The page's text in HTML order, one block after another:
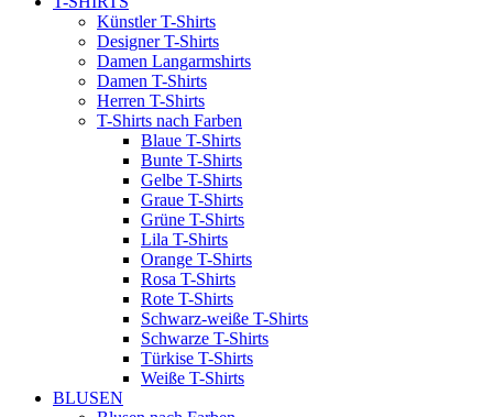
Künstler T-Shirts
Designer T-Shirts
Damen Langarmshirts
Damen T-Shirts
Herren T-Shirts
T-Shirts nach Farben
Blaue T-Shirts
Bunte T-Shirts
Gelbe T-Shirts
Graue T-Shirts
Grüne T-Shirts
Lila T-Shirts
Orange T-Shirts
Rosa T-Shirts
Rote T-Shirts
Schwarz-weiße T-Shirts
Schwarze T-Shirts
Türkise T-Shirts
Weiße T-Shirts
BLUSEN